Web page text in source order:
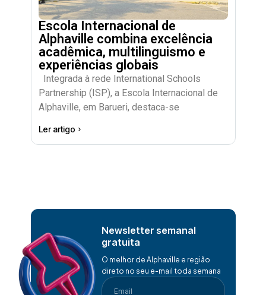
Escola Internacional de
Alphaville combina excelência
acadêmica, multilinguismo e
experiências globais
Integrada à rede International Schools
Partnership (ISP), a Escola Internacional de
Alphaville, em Barueri, destaca-se
Ler artigo
Newsletter semanal
gratuita
O melhor de Alphaville e região
direto no seu e-mail toda semana